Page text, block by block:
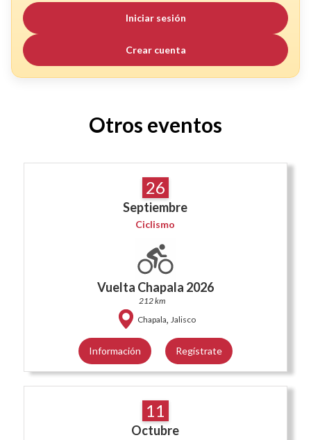
Iniciar sesión
Crear cuenta
Otros eventos
26
Septiembre
Ciclismo
Vuelta Chapala 2026
212 km
Chapala, Jalisco
Información Regístrate
11
Octubre